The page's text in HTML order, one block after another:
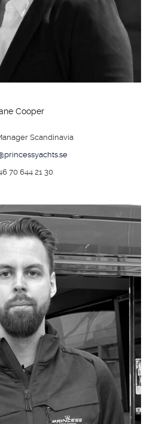
Cooper
Scandinavia
70 644 21 30
STUDIO
SALU